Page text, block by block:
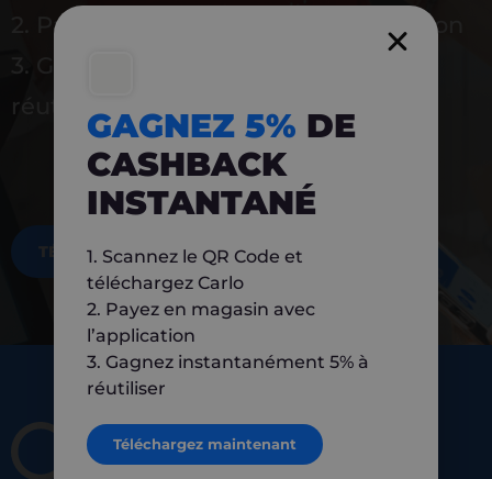
2. Payez en magasin avec l’application
3. Gagnez instantanément 5 % à
réutiliser
TÉLÉCHARGEZ MAINTENANT
GAGNEZ 5% DE
CASHBACK
INSTANTANÉ
1. Scannez le QR Code et
téléchargez Carlo
2. Payez en magasin avec
l’application
3. Gagnez instantanément 5% à
réutiliser
Téléchargez maintenant